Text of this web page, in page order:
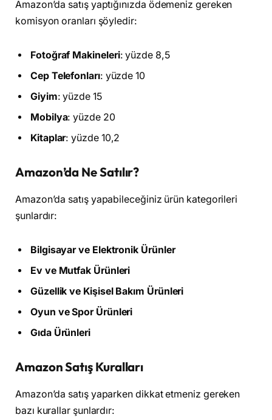
Amazon’da satış yaptığınızda ödemeniz gereken
komisyon oranları şöyledir:
Fotoğraf Makineleri: yüzde 8,5
Cep Telefonları: yüzde 10
Giyim: yüzde 15
Mobilya: yüzde 20
Kitaplar: yüzde 10,2
Amazon’da Ne Satılır?
Amazon’da satış yapabileceğiniz ürün kategorileri
şunlardır:
Bilgisayar ve Elektronik Ürünler
Ev ve Mutfak Ürünleri
Güzellik ve Kişisel Bakım Ürünleri
Oyun ve Spor Ürünleri
Gıda Ürünleri
Amazon Satış Kuralları
Amazon’da satış yaparken dikkat etmeniz gereken
bazı kurallar şunlardır: